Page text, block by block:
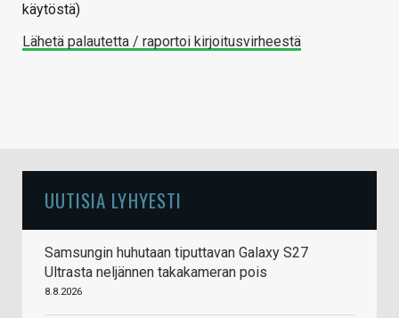
käytöstä)
Lähetä palautetta / raportoi kirjoitusvirheestä
UUTISIA LYHYESTI
Samsungin huhutaan tiputtavan Galaxy S27
Ultrasta neljännen takakameran pois
8.8.2026